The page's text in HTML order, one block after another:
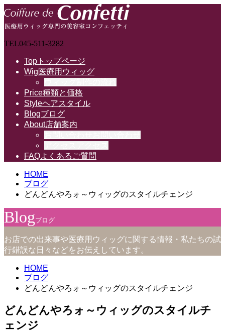
TEL045-511-3282
Top トップページ
Wig医療用ウィッグ
Price種類と価格
Styleヘアスタイル
Blogブログ
About店舗案内
FAQよくあるご質問
HOME
ブログ
どんどんやろォ～ウィッグのスタイルチェンジ
Blogブログ
お店での出来事や医療用ウィッグに関する情報・私たちの試
行錯誤な日々などをお伝えしています。
HOME
ブログ
どんどんやろォ～ウィッグのスタイルチェンジ
どんどんやろォ～ウィッグのスタイルチ
ェンジ